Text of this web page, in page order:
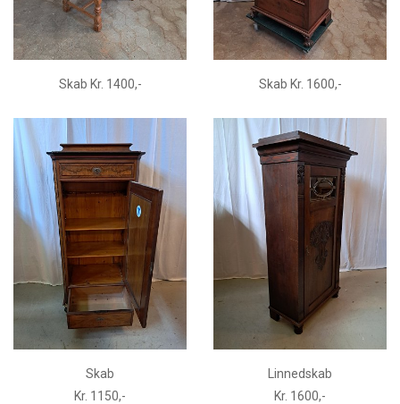
Skab Kr. 1400,- Skab Kr. 1600,-
Skab
Kr. 1150,-
Linnedskab
Kr. 1600,-